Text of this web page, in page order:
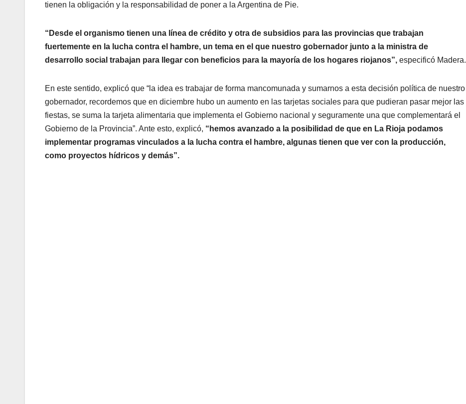
tienen la obligación y la responsabilidad de poner a la Argentina de Pie.
“Desde el organismo tienen una línea de crédito y otra de subsidios para las provincias que trabajan
fuertemente en la lucha contra el hambre, un tema en el que nuestro gobernador junto a la ministra de
desarrollo social trabajan para llegar con beneficios para la mayoría de los hogares riojanos”, especificó Madera.
En este sentido, explicó que “la idea es trabajar de forma mancomunada y sumarnos a esta decisión política de nuestro
gobernador, recordemos que en diciembre hubo un aumento en las tarjetas sociales para que pudieran pasar mejor las
fiestas, se suma la tarjeta alimentaria que implementa el Gobierno nacional y seguramente una que complementará el
Gobierno de la Provincia”. Ante esto, explicó, “hemos avanzado a la posibilidad de que en La Rioja podamos
implementar programas vinculados a la lucha contra el hambre, algunas tienen que ver con la producción,
como proyectos hídricos y demás”.